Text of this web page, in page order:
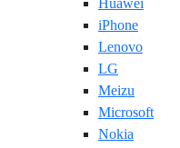
Huawei
iPhone
Lenovo
LG
Meizu
Microsoft
Nokia